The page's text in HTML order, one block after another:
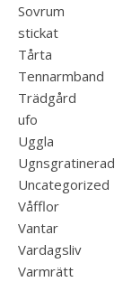
Sovrum
stickat
Tårta
Tennarmband
Trädgård
ufo
Uggla
Ugnsgratinerad
Uncategorized
Våfflor
Vantar
Vardagsliv
Varmrätt